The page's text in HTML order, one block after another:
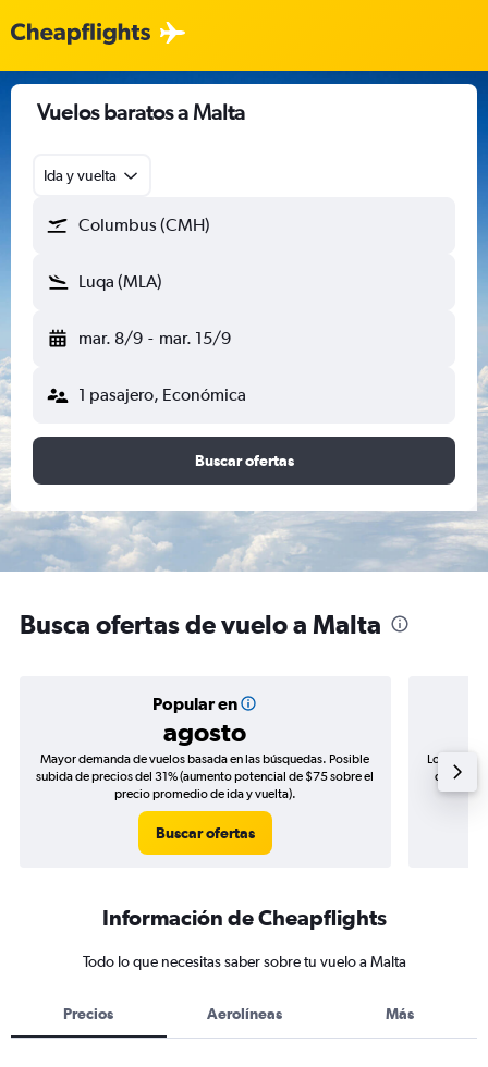
Vuelos baratos a Malta
Ida y vuelta
Columbus (CMH)
Luqa (MLA)
mar. 8/9 - mar. 15/9
1 pasajero, Económica
Buscar ofertas
Busca ofertas de vuelo a Malta
Popular en
agosto
Mayor demanda de vuelos basada en las búsquedas. Posible
subida de precios del 31% (aumento potencial de $75 sobre el
precio promedio de ida y vuelta).
Buscar ofertas
Los
de
Información de Cheapflights
Todo lo que necesitas saber sobre tu vuelo a Malta
Precios Aerolíneas Más